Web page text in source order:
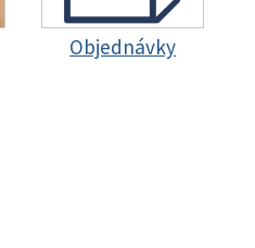
Objednávky